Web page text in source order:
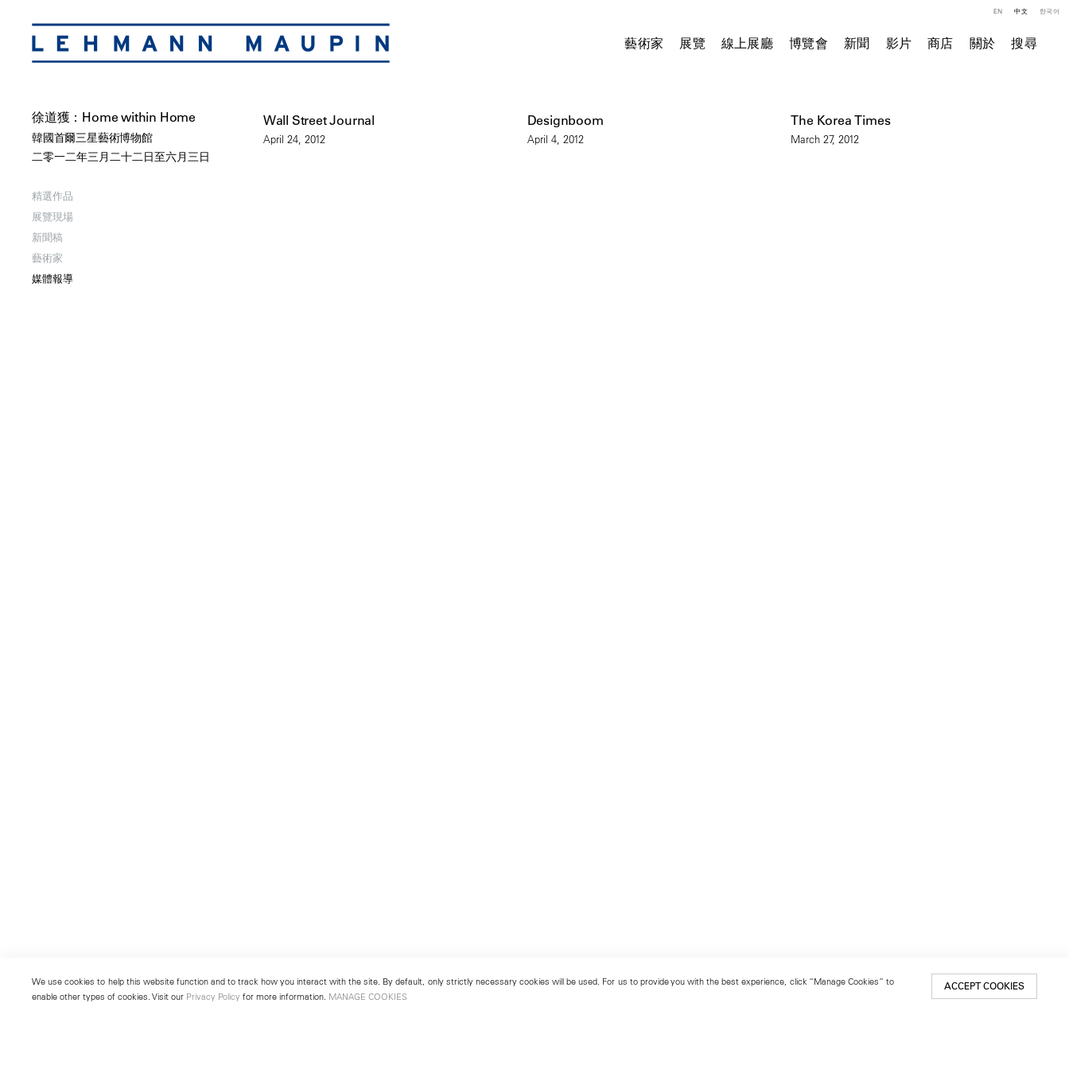
藝術家 展覽 線上展廳 博覽會 新聞 影片 商店 關於 搜尋
EN 中文 한국어
徐道獲：Home within Home
韓國首爾三星藝術博物館
二零一二年三月二十二日至六月三日
精選作品
展覽現場
新聞稿
藝術家
媒體報導
Wall Street Journal
April 24, 2012
Designboom
April 4, 2012
The Korea Times
March 27, 2012
We use cookies to help this website function and to track how you interact with the site. By default, only strictly necessary cookies will be used. For us to provide you with the best experience, click “Manage Cookies” to
enable other types of cookies. Visit our Privacy Policy for more information. MANAGE COOKIES
ACCEPT COOKIES